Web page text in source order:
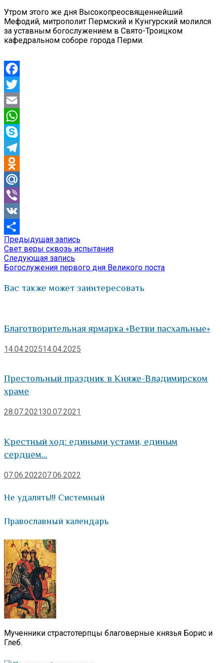
Утром этого же дня Высокопреосвященнейший
Мефодий, митрополит Пермский и Кунгурский молился
за уставным богослужением в Свято-Троицком
кафедральном соборе города Перми.
Facebook
Twitter
Email
WhatsApp
Skype
Telegram
Odnoklassniki
Mail.Ru
Viber
VK
Отправить
Навигация
по
записям
Предыдущая запись
запись:
Свет веры сквозь испытания
Следующая запись
запись:
Богослужения первого дня Великого поста
Вас также может заинтересовать
Благотворительная ярмарка «Ветви пасхальные»
14.04.202514.04.2025
Престольный праздник в Княже-Владимирском
храме
28.07.202130.07.2021
Крестный ход: едиными устами, единым
сердцем…
07.06.202207.06.2022
Не удалять!!! Системный
Православный календарь
Мученники страстотерпцы благоверные князья Борис и
Глеб.